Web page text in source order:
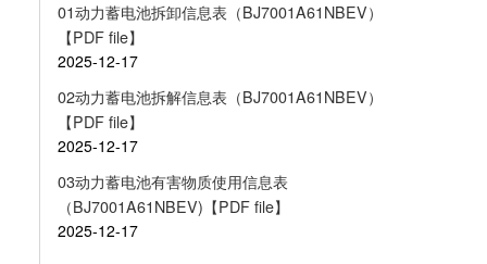
01动力蓄电池拆卸信息表（BJ7001A61NBEV）
【PDF file】
2025-12-17
02动力蓄电池拆解信息表（BJ7001A61NBEV）
【PDF file】
2025-12-17
03动力蓄电池有害物质使用信息表
（BJ7001A61NBEV)【PDF file】
2025-12-17